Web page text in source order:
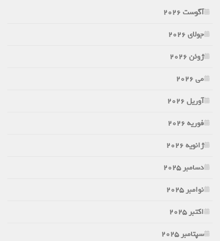
آگوست 2026
جولای 2026
ژوئن 2026
می 2026
آوریل 2026
فوریه 2026
ژانویه 2026
دسامبر 2025
نوامبر 2025
اکتبر 2025
سپتامبر 2025